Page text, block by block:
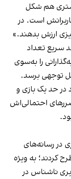
هم شکل
است. در
ارزش بدهند.»
سریع تعداد
را به‌سوی
توجهی برسد.
در حد یک بازی و
احتمالی‌اش
در رسانه‌های
کردند؛ به ویژه
ناشناس در